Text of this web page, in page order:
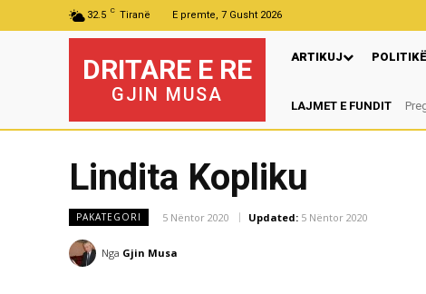
32.5 C Tiranë E premte, 7 Gusht 2026
DRITARE E RE
GJIN MUSA
ARTIKUJ POLITIKË
LAJMET E FUNDIT
Lindita Kopliku
PAKATEGORI 5 Nëntor 2020 Updated: 5 Nëntor 2020
Nga Gjin Musa